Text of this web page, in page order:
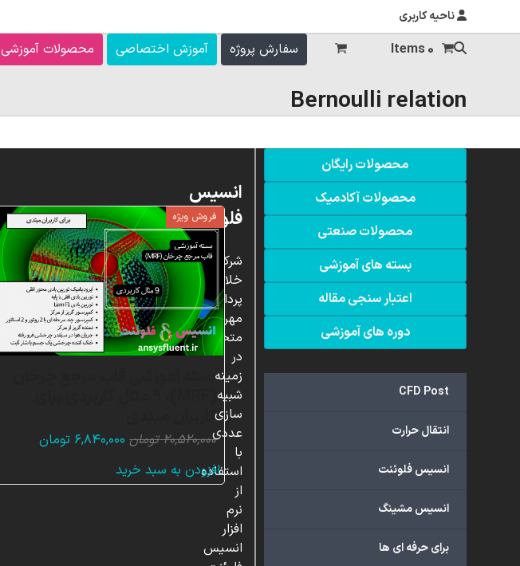
ناحیه کاربری
محصولات آموزشی آموزش اختصاصی سفارش پروژه 0 Items
Bernoulli relation
فروش ویژه
بسته آموزشی قاب مرجع چرخان
کاربران مبتدی
۲۰,۵۲۰,۰۰۰ تومان قیمت
۶,۸۴۰,۰۰۰ تومانقیمت
افزودن به سبد خرید
محصولات رایگان
محصولات آکادمیک
محصولات صنعتی
بسته های آموزشی
اعتبار سنجی مقاله
دوره های آموزشی
CFD Post
انتقال حرارت
انسیس فلوئنت
انسیس مشینگ
برای حرفه ای ها
انسیس
فلوئنت
شرکت
خلاق
پردازشگران
مهر،
متخصص
در
زمینه
شبیه
سازی
عددی
با
استفاده
از
نرم
افزار
انسیس